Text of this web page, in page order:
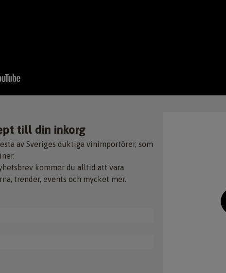
till din inkorg
av Sveriges duktiga vinimportörer, som
kommer du alltid att vara
trender, events och mycket mer.